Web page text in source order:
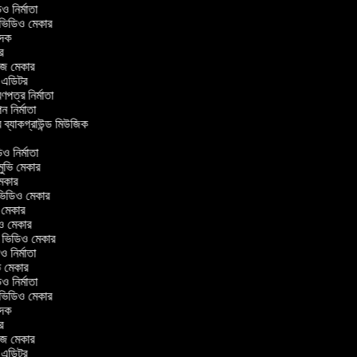
নির্মাতা
মেকার
মেকার
এডিটর
নির্মাতা
নির্মাতা
ব্যাকগ্রাউন্ড মিউজিক
নির্মাতা
মেকার
মেকার
মেকার
মেকার
মেকার
নির্মাতা
মেকার
নির্মাতা
মেকার
মেকার
এডিটর